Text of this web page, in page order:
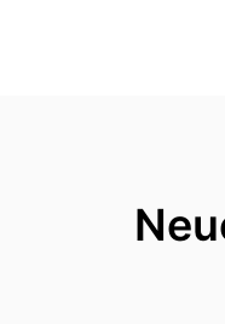
meiner Ideologie.